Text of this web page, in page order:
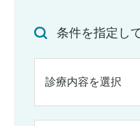
条件を指定し
診療内容を選択